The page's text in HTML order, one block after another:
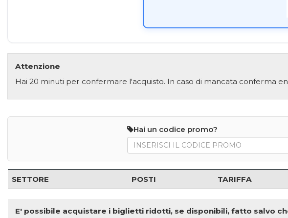
Attenzione
Hai 20 minuti per confermare l'acquisto. In caso di mancata conferma
Hai un codice promo?
SETTORE POSTI TARIFFA
E' possibile acquistare i biglietti ridotti, se disponibili, fatto salvo